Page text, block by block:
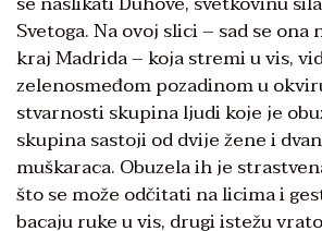
Svetoga. Na ovoj slici – sad se ona
kraj Madrida – koja stremi u vis,
zelenosmeđom pozadinom u
stvarnosti skupina ljudi koje je
skupina sastoji od dvije žene i
muškaraca. Obuzela ih je
što se može odčitati na licima i
bacaju ruke u vis, drugi istežu